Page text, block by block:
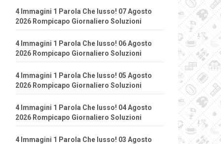
4 Immagini 1 Parola Che lusso! 07 Agosto
2026 Rompicapo Giornaliero Soluzioni
4 Immagini 1 Parola Che lusso! 06 Agosto
2026 Rompicapo Giornaliero Soluzioni
4 Immagini 1 Parola Che lusso! 05 Agosto
2026 Rompicapo Giornaliero Soluzioni
4 Immagini 1 Parola Che lusso! 04 Agosto
2026 Rompicapo Giornaliero Soluzioni
4 Immagini 1 Parola Che lusso! 03 Agosto